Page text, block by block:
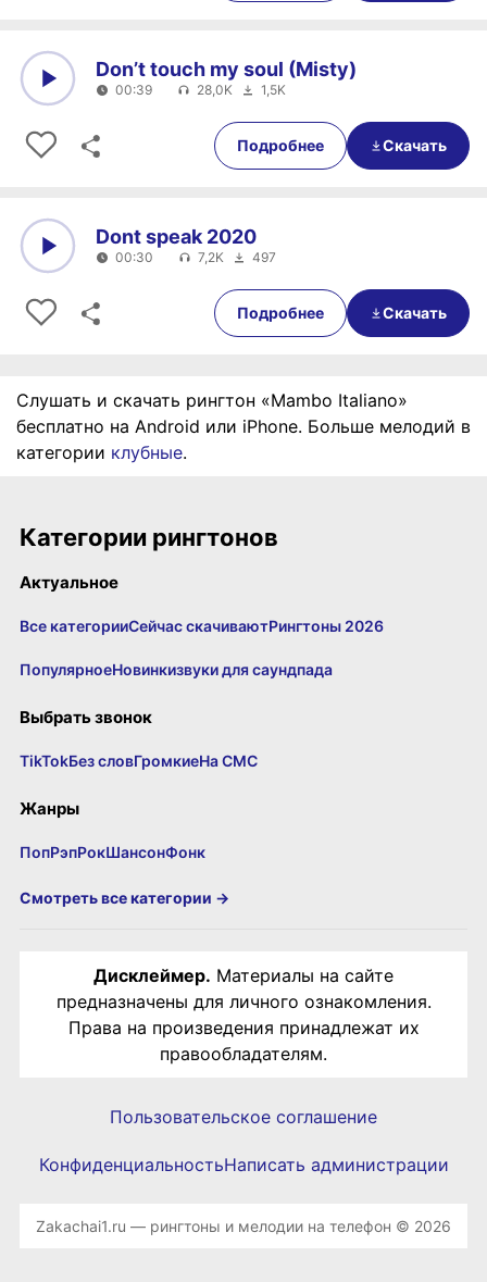
00:39
Don’t touch my soul (Misty)
00:39 28,0K 1,5K
Подробнее Скачать
00:30
Dont speak 2020
00:30 7,2K 497
Подробнее Скачать
Слушать и скачать рингтон «Mambo Italiano»
бесплатно на Android или iPhone. Больше мелодий в
категории клубные.
Категории рингтонов
Актуальное
Все категорииСейчас скачиваютРингтоны 2026
ПопулярноеНовинкизвуки для саундпада
Выбрать звонок
TikTokБез словГромкиеНа СМС
Жанры
ПопРэпРокШансонФонк
Смотреть все категории →
Дисклеймер. Материалы на сайте
предназначены для личного ознакомления.
Права на произведения принадлежат их
правообладателям.
Пользовательское соглашение
КонфиденциальностьНаписать администрации
Zakachai1.ru — рингтоны и мелодии на телефон © 2026